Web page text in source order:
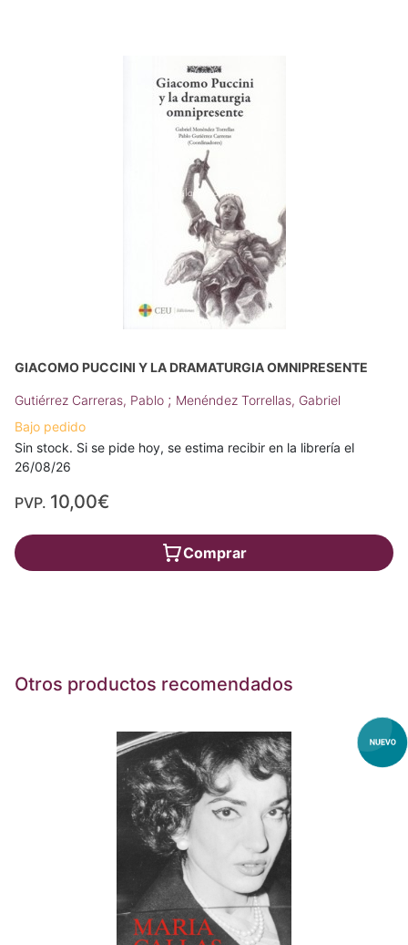
GIACOMO PUCCINI Y LA DRAMATURGIA OMNIPRESENTE
Gutiérrez Carreras, Pablo ; Menéndez Torrellas, Gabriel
Bajo pedido
Sin stock. Si se pide hoy, se estima recibir en la librería el
26/08/26
PVP. 10,00€
Comprar
Otros productos recomendados